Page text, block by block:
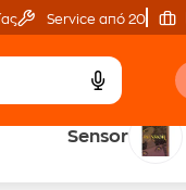
Service από 20'
Sensor
στον κόσμο